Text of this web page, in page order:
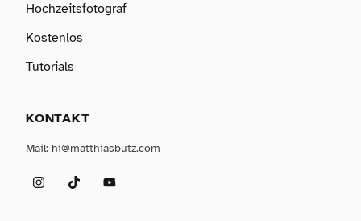
Hochzeitsfotograf
Kostenlos
Tutorials
KONTAKT
Mail: hi@matthiasbutz.com
InstagramTikTokYouTube